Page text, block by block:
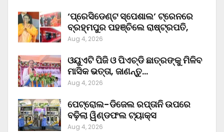
‘ପ୍ରେସିଡେଣ୍ଟ ସ୍ପେଶାଲ’ ଟ୍ରେନରେ
ବ୍ରହ୍ମପୁର ପହଞ୍ଚିଲେ ରାଷ୍ଟ୍ରପତି,
Aug 4, 2026
ଓୟୁଏଟି ପିଜି ଓ ପିଏଚ୍‌ଡି ଛାତ୍ରଙ୍କୁ ମିଳିବ
ମାସିକ ଭତ୍ତା, ଜାଣନ୍ତୁ…
Aug 4, 2026
ପେଟ୍ରୋଲ-ଡିଜେଲ ରପ୍ତାନି ଉପରେ
ବଢ଼ିଲା ୱିଣ୍ଡଫଲ ଟ୍ୟାକ୍ସ
Aug 4, 2026